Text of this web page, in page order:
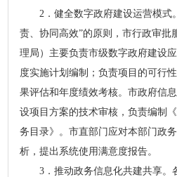
2．健全数字政府建设运营模式
责、协同高效”的原则，市行政审批
理局）主要负责市级数字政府建设
度实施计划编制；负责项目的可行
果评估和年度绩效考核。市政府信
设项目方案的技术审核，负责编制
务目录》。市直部门应对本部门政
析，提出系统使用满意度报告。
3．推动政务信息化共建共享。